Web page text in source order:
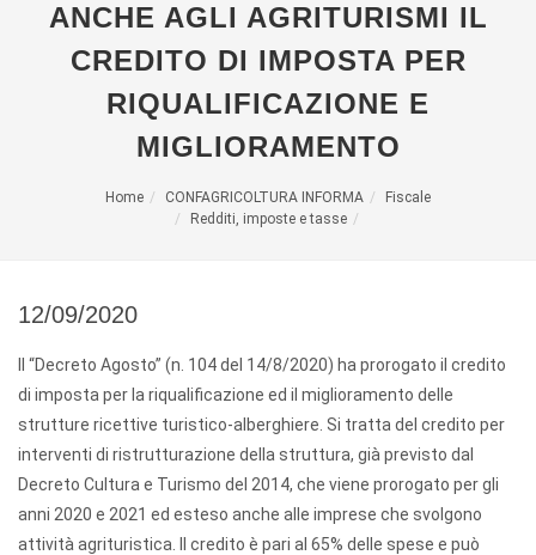
ANCHE AGLI AGRITURISMI IL
CREDITO DI IMPOSTA PER
RIQUALIFICAZIONE E
MIGLIORAMENTO
Home CONFAGRICOLTURA INFORMA
Fiscale
Redditi, imposte e tasse
12/09/2020
Il “Decreto Agosto” (n. 104 del 14/8/2020) ha prorogato il credito
di imposta per la riqualificazione ed il miglioramento delle
strutture ricettive turistico-alberghiere. Si tratta del credito per
interventi di ristrutturazione della struttura, già previsto dal
Decreto Cultura e Turismo del 2014, che viene prorogato per gli
anni 2020 e 2021 ed esteso anche alle imprese che svolgono
attività agrituristica. Il credito è pari al 65% delle spese e può